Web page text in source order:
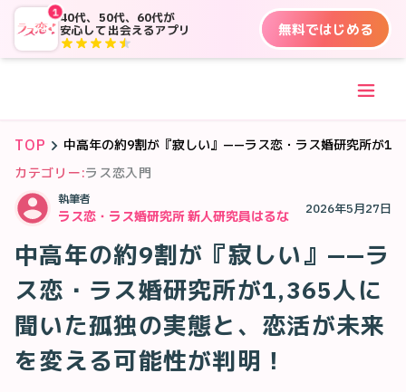
140代、50代、60代が
安心して出会えるアプリ
無料ではじめる
TOP
中高年の約9割が『寂しい』——ラス恋・ラス婚研究所が
カテゴリー:ラス恋入門
執筆者
ラス恋・ラス婚研究所 新人研究員はるな 2026年5月27日
中高年の約9割が『寂しい』——ラ
ス恋・ラス婚研究所が1,365人に
聞いた孤独の実態と、恋活が未来
を変える可能性が判明！